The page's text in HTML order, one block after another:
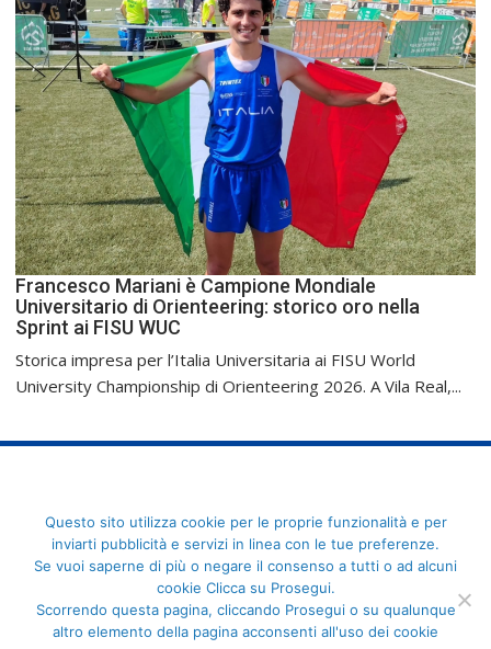
Francesco Mariani è Campione Mondiale
Universitario di Orienteering: storico oro nella
Sprint ai FISU WUC
Storica impresa per l’Italia Universitaria ai FISU World
University Championship di Orienteering 2026. A Vila Real,...
FederCUSI: Federazione Italiana dello Sport Universitario - Via
Angelo Brofferio, 7 - 00195 Roma - C.F. 80109270589
Questo sito utilizza cookie per le proprie funzionalità e per
inviarti pubblicità e servizi in linea con le tue preferenze.
Se vuoi saperne di più o negare il consenso a tutti o ad alcuni
cookie Clicca su Prosegui.
Scorrendo questa pagina, cliccando Prosegui o su qualunque
altro elemento della pagina acconsenti all'uso dei cookie